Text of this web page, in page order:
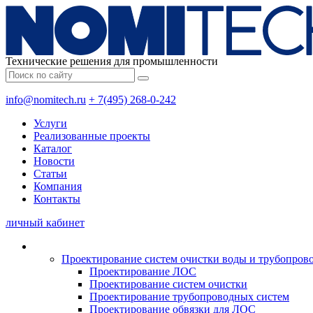
Технические решения для промышленности
info@nomitech.ru + 7(495) 268-0-242
Услуги
Реализованные проекты
Каталог
Новости
Статьи
Компания
Контакты
личный кабинет
Проектирование систем очистки воды и
Проектирование ЛОС
Проектирование систем очистки
Проектирование трубопроводных систем
Проектирование обвязки для ЛОС